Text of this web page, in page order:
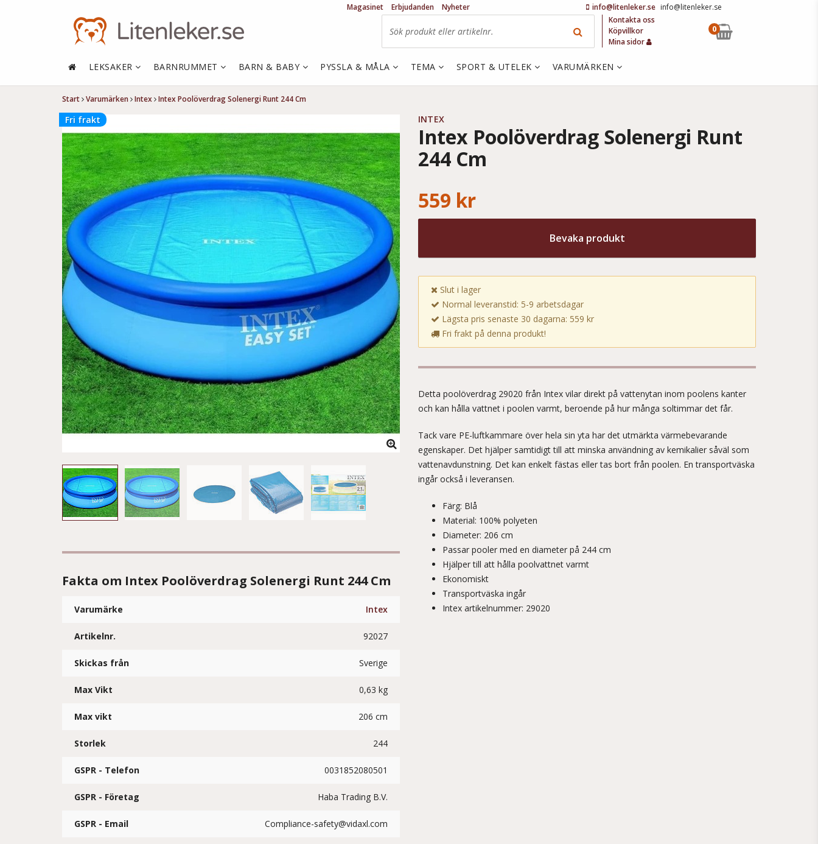
Start Varumärken Intex Intex Poolöverdrag Solenergi Runt 244 Cm
Fri frakt
Fakta om Intex Poolöverdrag Solenergi Runt 244 Cm
Varumärke Intex
Artikelnr. 92027
Skickas från Sverige
Max Vikt 0,63 kg
Max vikt 206 cm
Storlek 244
GSPR - Telefon 0031852080501
GSPR - Företag Haba Trading B.V.
GSPR - Email Compliance-safety@vidaxl.com
INTEX
Intex Poolöverdrag Solenergi Runt
244 Cm
559 kr
Bevaka produkt
Slut i lager
Normal leveranstid: 5-9 arbetsdagar
Lägsta pris senaste 30 dagarna: 559 kr
Fri frakt på denna produkt!
Detta poolöverdrag 29020 från Intex vilar direkt på vattenytan inom poolens kanter
och kan hålla vattnet i poolen varmt, beroende på hur många soltimmar det får.
Tack vare PE-luftkammare över hela sin yta har det utmärkta värmebevarande
egenskaper. Det hjälper samtidigt till att minska användning av kemikalier såväl som
vattenavdunstning. Det kan enkelt fästas eller tas bort från poolen. En transportväska
ingår också i leveransen.
Färg: Blå
Material: 100% polyeten
Diameter: 206 cm
Passar pooler med en diameter på 244 cm
Hjälper till att hålla poolvattnet varmt
Ekonomiskt
Transportväska ingår
Intex artikelnummer: 29020
info@litenleker.se info@litenleker.se
Magasinet Erbjudanden
Nyheter
Kontakta oss
Köpvillkor
Mina sidor
0
LEKSAKER BARNRUMMET BARN & BABY PYSSLA & MÅLA TEMA SPORT & UTELEK VARUMÄRKEN